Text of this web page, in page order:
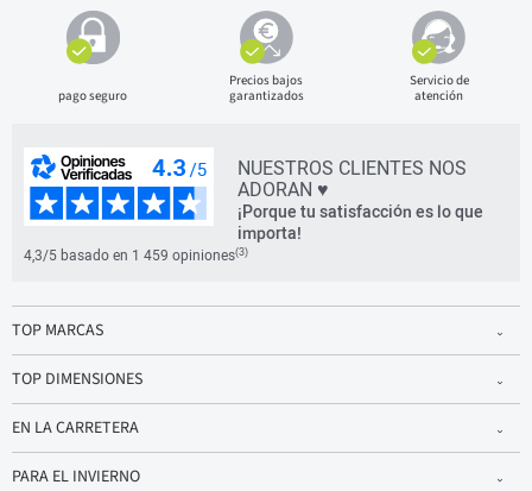
pago seguro
Precios bajos
garantizados
Servicio de
atención
NUESTROS CLIENTES NOS
ADORAN ♥
¡Porque tu satisfacción es lo que
importa!
4,3/5 basado en 1 459 opiniones(3)
TOP MARCAS
TOP DIMENSIONES
EN LA CARRETERA
PARA EL INVIERNO